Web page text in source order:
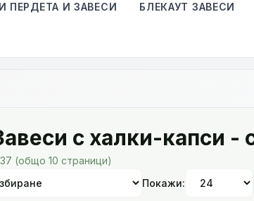
ПЕРДЕТА И ЗАВЕСИ БЛЕКАУТ ЗАВЕСИ
с халки-капси -
(общо 10 страници)
Покажи: